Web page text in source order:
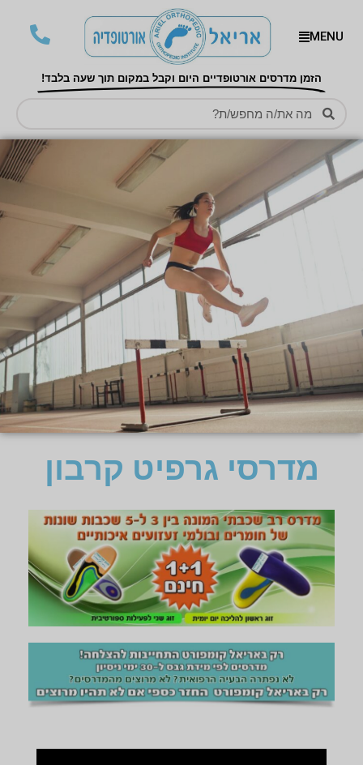
MENU
הזמן מדרסים אורטופדיים היום וקבל במקום תוך שעה בלבד!
מדרסי גרפיט קרבון